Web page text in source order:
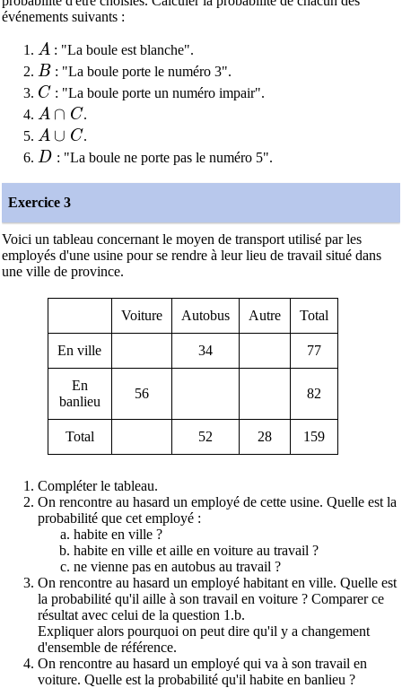
événements suivants :
A
A : "La boule est blanche".
B
B: "La boule porte le numéro 3".
C
C : "La boule porte un numéro impair".
A\cap C
A ∩ C.
A\cup C
A ∪ C.
D
D : "La boule ne porte pas le numéro 5".
Exercice 3
Voici un tableau concernant le moyen de transport utilisé par les
employés d'une usine pour se rendre à leur lieu de travail situé dans
une ville de province.
Voiture Autobus Autre Total
En ville 34 77
En
banlieu
56 82
Total 52 28 159
Compléter le tableau.
On rencontre au hasard un employé de cette usine. Quelle est la
probabilité que cet employé :
habite en ville ?
habite en ville et aille en voiture au travail ?
ne vienne pas en autobus au travail ?
On rencontre au hasard un employé habitant en ville. Quelle est
la probabilité qu'il aille à son travail en voiture ? Comparer ce
résultat avec celui de la question 1.b.
Expliquer alors pourquoi on peut dire qu'il y a changement
d'ensemble de référence.
On rencontre au hasard un employé qui va à son travail en
voiture. Quelle est la probabilité qu'il habite en banlieu ?